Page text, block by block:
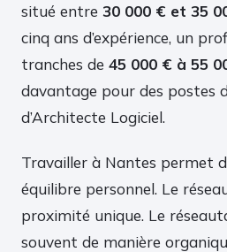
situé entre 30 000 € et 35
cinq ans d’expérience, un
tranches de 45 000 € à 55
davantage pour des postes
d’Architecte Logiciel.
Travailler à Nantes permet
équilibre personnel. Le
proximité unique. Le
souvent de manière